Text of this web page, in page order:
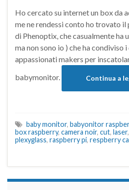
Ho cercato su internet un box da
me ne rendessi conto ho trovato il
di Phenoptix, che casualmente ha
ma non sono io ) che ha condiviso
appassionati makers per
babymonitor.
Continua a
baby monitor, babyonitor
box raspberry, camera noir, cut, laser,
plexyglass, raspberry pi, respberry